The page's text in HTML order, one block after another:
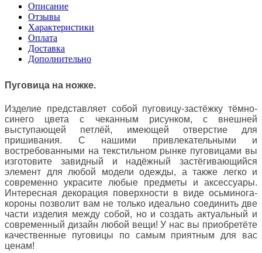
Описание
Отзывы
Характеристики
Оплата
Доставка
Дополнительно
Пуговица на ножке.
Изделие представляет собой пуговицу-застёжку тёмно-
синего цвета с чеканным рисунком, с внешней
выступающей петлёй, имеющей отверстие для
пришивания. С нашими привлекательными и
востребованными на текстильном рынке пуговицами вы
изготовите завидный и надёжный застёгивающийся
элемент для любой модели одежды, а также легко и
современно украсите любые предметы и аксессуары.
Интересная декорация поверхности в виде осьминога-
короны позволит вам не только идеально соединить две
части изделия между собой, но и создать актуальный и
современный дизайн любой вещи! У нас вы приобретёте
качественные пуговицы по самым приятным для вас
ценам!